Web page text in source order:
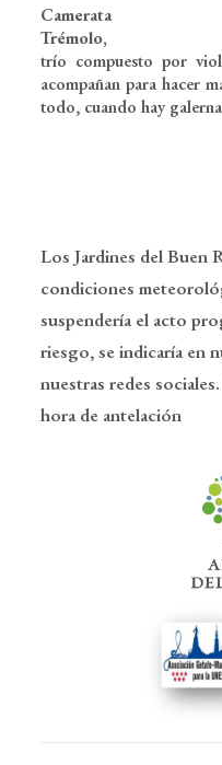
Camerata
Trémolo,
trío compuesto por
acompañan para hacer
todo, cuando hay
Los Jardines del Buen
condiciones
suspendería el acto
riesgo, se indicaría en
nuestras redes
hora de antelación